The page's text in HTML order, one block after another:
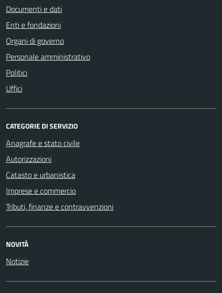
Documenti e dati
Enti e fondazioni
Organi di governo
Personale amministrativo
Politici
Uffici
CATEGORIE DI SERVIZIO
Anagrafe e stato civile
Autorizzazioni
Catasto e urbanistica
Imprese e commercio
Tributi, finanze e contravvenzioni
NOVITÀ
Notizie